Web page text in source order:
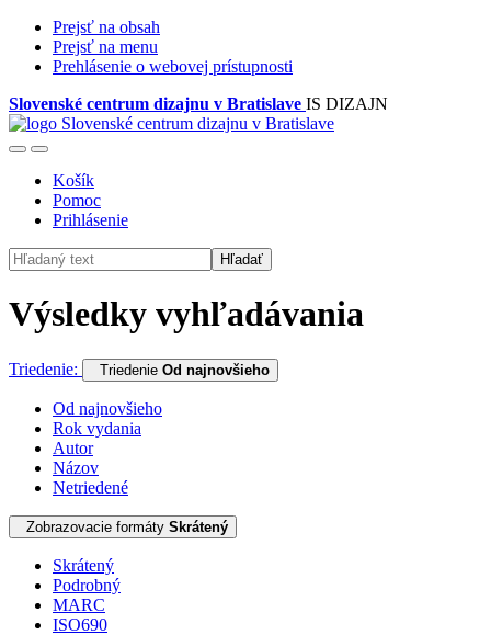
Prejsť na obsah
Prejsť na menu
Prehlásenie o webovej prístupnosti
Slovenské centrum dizajnu v Bratislave IS DIZAJN
Košík
Pomoc
Prihlásenie
Hľadať
Výsledky vyhľadávania
Triedenie: Triedenie Od najnovšieho
Od najnovšieho
Rok vydania
Autor
Názov
Netriedené
Zobrazovacie formáty Skrátený
Skrátený
Podrobný
MARC
ISO690